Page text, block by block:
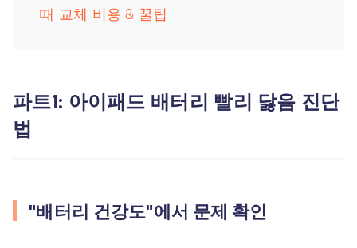
때 교체 비용 & 꿀팁
파트1: 아이패드 배터리 빨리 닳음 진단
법
"배터리 건강도"에서 문제 확인